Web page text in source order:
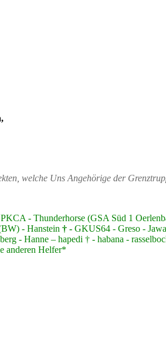
welche Uns Angehörige der
- Thunderhorse (GSA Süd 1
- Hanstein † - GKUS64 - Greso -
- Hanne – hapedi † - habana -
anderen Helfer*